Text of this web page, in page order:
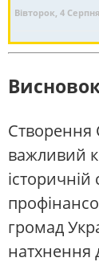
Вівторок, 4
Створення
важливий
громад
натхнення